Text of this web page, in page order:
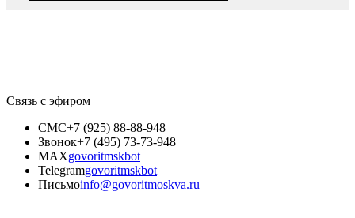
Связь с эфиром
СМС+7 (925) 88-88-948
Звонок+7 (495) 73-73-948
MAXgovoritmskbot
Telegramgovoritmskbot
Письмоinfo@govoritmoskva.ru